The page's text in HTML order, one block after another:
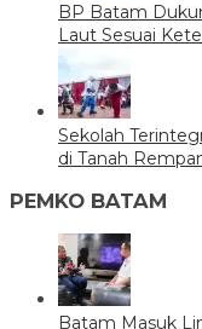
BP Batam
Laut Sesuai
Sekolah
di Tanah
PEMKO BATAM
Batam Masuk